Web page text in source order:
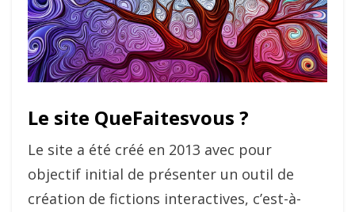
Le site QueFaitesvous ?
Le site a été créé en 2013 avec pour
objectif initial de présenter un outil de
création de fictions interactives, c’est-à-